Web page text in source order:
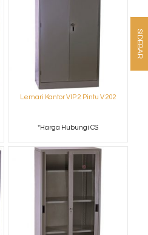
Lemari Kantor VIP 2 Pintu V 202
*Harga Hubungi CS
SIDEBAR